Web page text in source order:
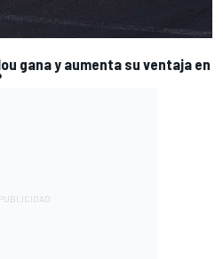
gana y aumenta su ventaja en